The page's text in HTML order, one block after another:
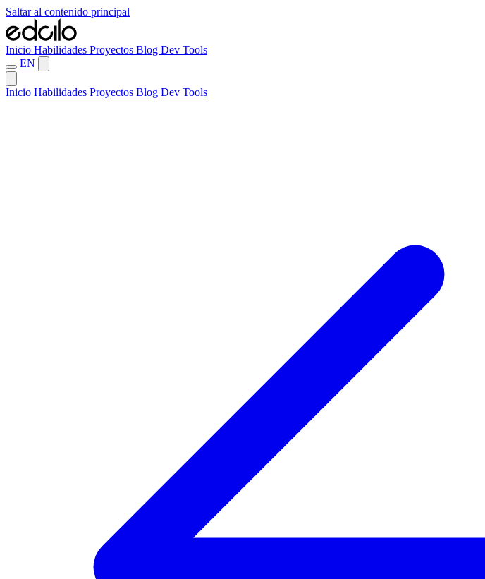
Saltar al contenido principal
Inicio Habilidades Proyectos Blog Dev Tools
EN
Inicio Habilidades Proyectos Blog Dev Tools